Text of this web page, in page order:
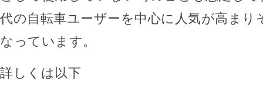
代の自転車ユーザーを中心に人気が高まり
なっています。
詳しくは以下